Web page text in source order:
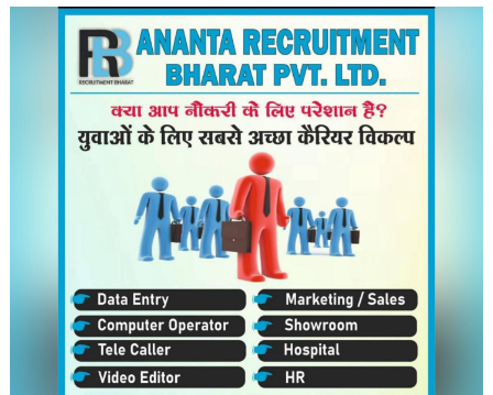
वॉन्टेड
लिस्ट
में
डाला:
आतंकवाद
को
का
आरोप,
एप
बैन
का
खतरा